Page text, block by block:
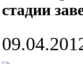
стадии